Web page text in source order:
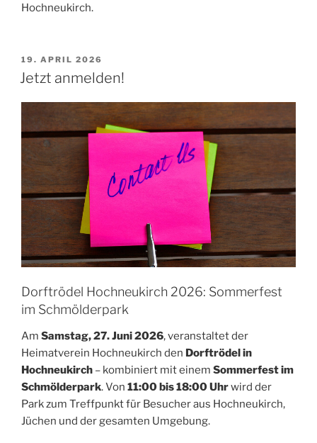
Hochneukirch.
VERÖFFENTLICHT
AM
19. APRIL 2026
Jetzt anmelden!
Dorftrödel Hochneukirch 2026: Sommerfest
im Schmölderpark
Am Samstag, 27. Juni 2026, veranstaltet der
Heimatverein Hochneukirch den Dorftrödel in
Hochneukirch – kombiniert mit einem Sommerfest im
Schmölderpark. Von 11:00 bis 18:00 Uhrwird der
Park zum Treffpunkt für Besucher aus Hochneukirch,
Jüchen und der gesamten Umgebung.